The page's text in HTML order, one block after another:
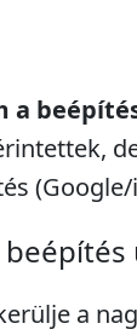
a
(Google/
a